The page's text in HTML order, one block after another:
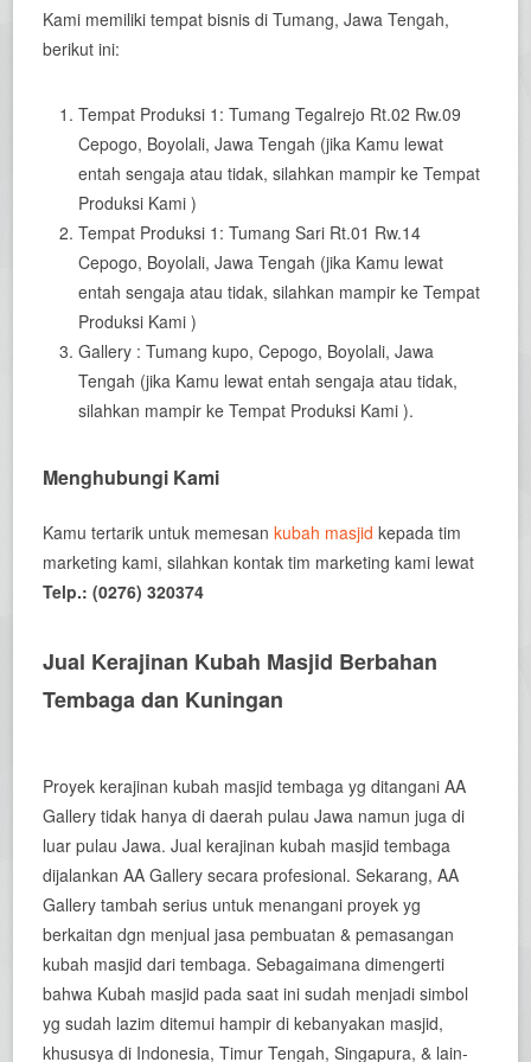
Kami memiliki tempat bisnis di Tumang, Jawa Tengah,
berikut ini:
Tempat Produksi 1: Tumang Tegalrejo Rt.02 Rw.09
Cepogo, Boyolali, Jawa Tengah (jika Kamu lewat
entah sengaja atau tidak, silahkan mampir ke Tempat
Produksi Kami )
Tempat Produksi 1: Tumang Sari Rt.01 Rw.14
Cepogo, Boyolali, Jawa Tengah (jika Kamu lewat
entah sengaja atau tidak, silahkan mampir ke Tempat
Produksi Kami )
Gallery : Tumang kupo, Cepogo, Boyolali, Jawa
Tengah (jika Kamu lewat entah sengaja atau tidak,
silahkan mampir ke Tempat Produksi Kami ).
Menghubungi Kami
Kamu tertarik untuk memesankubah masjid kepada tim
marketing kami, silahkan kontak tim marketing kami lewat
Telp.: (0276) 320374
Jual Kerajinan Kubah Masjid Berbahan
Tembaga dan Kuningan
Proyek kerajinan kubah masjid tembaga yg ditangani AA
Gallery tidak hanya di daerah pulau Jawa namun juga di
luar pulau Jawa. Jual kerajinan kubah masjid tembaga
dijalankan AA Gallery secara profesional. Sekarang, AA
Gallery tambah serius untuk menangani proyek yg
berkaitan dgn menjual jasa pembuatan & pemasangan
kubah masjid dari tembaga. Sebagaimana dimengerti
bahwa Kubah masjid pada saat ini sudah menjadi simbol
yg sudah lazim ditemui hampir di kebanyakan masjid,
khususya di Indonesia, Timur Tengah, Singapura, & lain-